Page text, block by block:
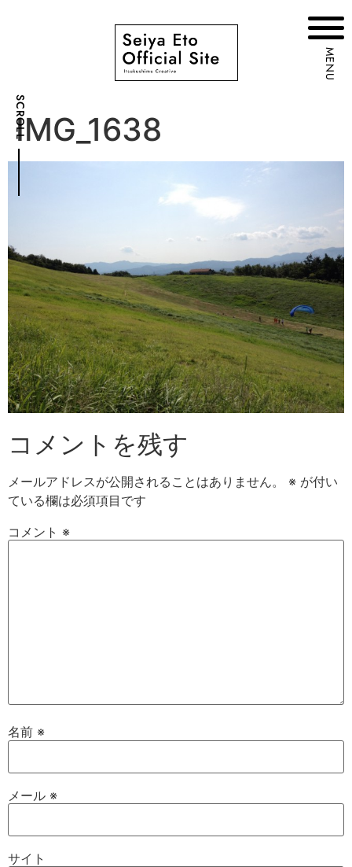
SCROLL
MENU
IMG_1638
コメントを残す
メールアドレスが公開されることはありません。 ※ が付い
ている欄は必須項目です
コメント ※
名前 ※
メール ※
サイト